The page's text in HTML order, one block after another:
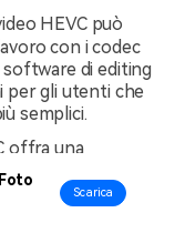
HEVC può
con i codec
di editing
per gli utenti che
semplici.
offra una
non è
o servizi
HEVC.
Scarica